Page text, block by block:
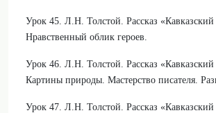
Урок 45. Л.Н. Толстой. Рассказ
Нравственный облик героев.
Урок 46. Л.Н. Толстой. Рассказ
Картины природы. Мастерство писателя.
Урок 47. Л.Н. Толстой. Рассказ